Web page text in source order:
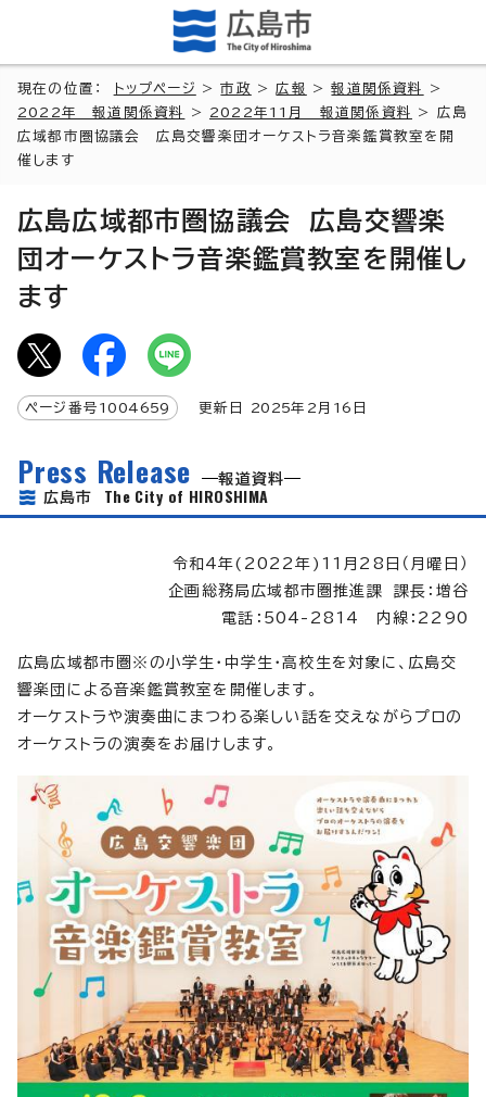
現在の位置： トップページ >市政 >広報 >報道関係資料
>
2022年 報道関係資料
> 2022年11月 報道関係資料
> 広島
広域都市圏協議会 広島交響楽団オーケストラ音楽鑑賞教室を開
催します
広島広域都市圏協議会 広島交響楽
団オーケストラ音楽鑑賞教室を開催し
ます
ページ番号 1004659 更新日 2025年2月 16 日
Press Release
報道資料
広島市 The City of HIROSHIMA
令和4年(2022年)11月28日（月曜日）
企画総務局広域都市圏推進課 課長：増谷
電話：504-2814 内線：2290
広島広域都市圏※の小学生・中学生・高校生を対象に、広島交
響楽団による音楽鑑賞教室を開催します。
オーケストラや演奏曲にまつわる楽しい話を交えながらプロの
オーケストラの演奏をお届けします。